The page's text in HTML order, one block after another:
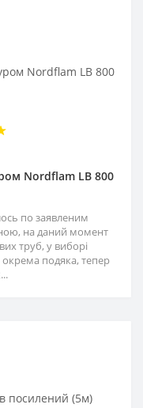
Nordflam LB 800
по заявленим
на даний момент
труб, у виборі
подяка, тепер